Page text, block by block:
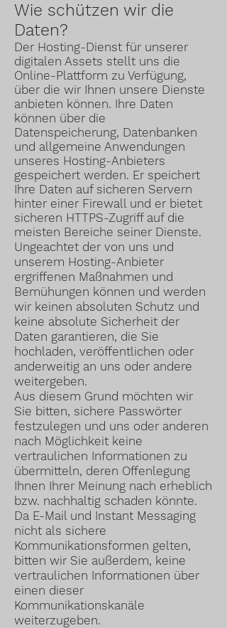
Wie schützen wir die
Daten?
Der Hosting-Dienst für unserer
digitalen Assets stellt uns die
Online-Plattform zu Verfügung,
über die wir Ihnen unsere Dienste
anbieten können. Ihre Daten
können über die
Datenspeicherung, Datenbanken
und allgemeine Anwendungen
unseres Hosting-Anbieters
gespeichert werden. Er speichert
Ihre Daten auf sicheren Servern
hinter einer Firewall und er bietet
sicheren HTTPS-Zugriff auf die
meisten Bereiche seiner Dienste.
Ungeachtet der von uns und
unserem Hosting-Anbieter
ergriffenen Maßnahmen und
Bemühungen können und werden
wir keinen absoluten Schutz und
keine absolute Sicherheit der
Daten garantieren, die Sie
hochladen, veröffentlichen oder
anderweitig an uns oder andere
weitergeben.
Aus diesem Grund möchten wir
Sie bitten, sichere Passwörter
festzulegen und uns oder anderen
nach Möglichkeit keine
vertraulichen Informationen zu
übermitteln, deren Offenlegung
Ihnen Ihrer Meinung nach erheblich
bzw. nachhaltig schaden könnte.
Da E-Mail und Instant Messaging
nicht als sichere
Kommunikationsformen gelten,
bitten wir Sie außerdem, keine
vertraulichen Informationen über
einen dieser
Kommunikationskanäle
weiterzugeben.